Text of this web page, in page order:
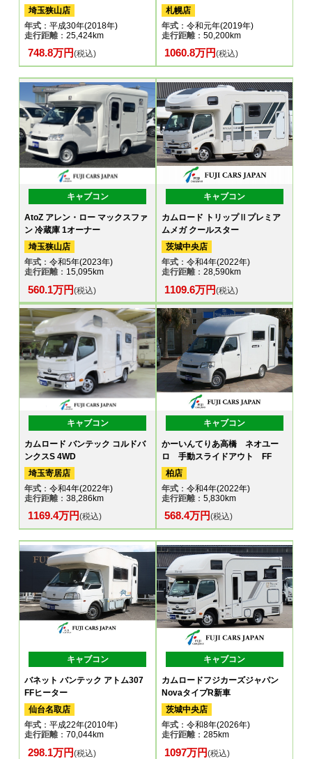
埼玉狭山店
年式 ：平成30年(2018年)
走行距離：25,424km
748.8万円(税込)
札幌店
年式：令和元年(2019年)
走行距離：50,200km
1060.8万円(税込)
キャブコン
AtoZ アレン・ロー マックスファ
ン 冷蔵庫 1オーナー
埼玉狭山店
年式 ：令和5年(2023年)
走行距離：15,095km
560.1万円(税込)
キャブコン
カムロード トリップⅡプレミア
ムメガ クールスター
茨城中央店
年式：令和4年(2022年)
走行距離：28,590km
1109.6万円(税込)
キャブコン
カムロード バンテック コルドバ
ンクスS 4WD
埼玉寄居店
年式 ：令和4年(2022年)
走行距離：38,286km
1169.4万円(税込)
キャブコン
かーいんてりあ高橋 ネオユー
ロ 手動スライドアウト FF
柏店
年式：令和4年(2022年)
走行距離：5,830km
568.4万円(税込)
キャブコン
バネット バンテック アトム307
FFヒーター
仙台名取店
年式 ：平成22年(2010年)
走行距離：70,044km
298.1万円(税込)
キャブコン
カムロードフジカーズジャパン
NovaタイプR新車
茨城中央店
年式：令和8年(2026年)
走行距離：285km
1097万円(税込)